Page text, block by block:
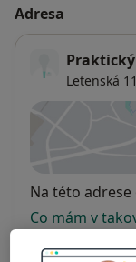
Adresa
Letenská
Dostupnost
Na této
Co mám v